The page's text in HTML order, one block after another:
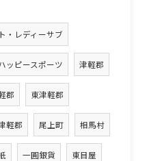
・レディーサブ
ッピースポーツ 津軽郡
郡 東津軽郡
軽郡 尾上町 相馬村
一圓銀貨 東目屋